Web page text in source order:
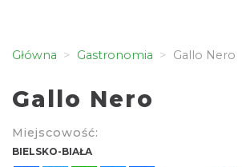
Główna Gastronomia Gallo Nero
Gallo Nero
Miejscowość:
BIELSKO-BIAŁA